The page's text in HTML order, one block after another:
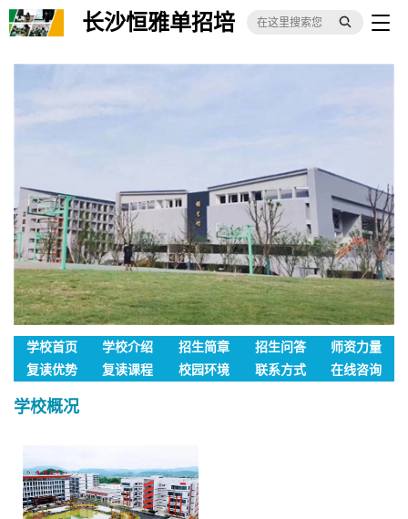
长沙恒雅单招培
训基地
学校首页 学校介绍 招生简章 招生问答
师资力量
复读优势
复读课程 校园环境 联系方式 在线咨询
学校概况